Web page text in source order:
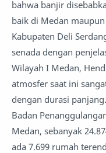
bahwa banjir
baik di Medan
Kabupaten Deli
senada dengan
Wilayah I Medan,
atmosfer saat ini
dengan durasi
Badan
Medan, sebanyak
ada 7.699 rumah